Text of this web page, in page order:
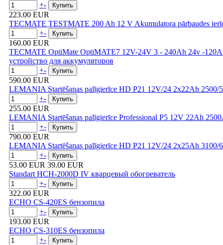
+-
223.00 EUR
TECMATE TESTMATE 200 Ah 12 V Akumulatora pārbaudes
+-
160.00 EUR
TECMATE OptiMate OptiMATE7 12V-24V 3 - 240Ah 24v -
устройство для аккумуляторов
+-
590.00 EUR
LEMANIA Startēšanas palīgierīce HD P21 12V/24 2x22Ah 2500/
+-
255.00 EUR
LEMANIA Startēšanas palīgierīce Professional P5 12V 22Ah
+-
790.00 EUR
LEMANIA Startēšanas palīgierīce HD P21 12V/24 2x25Ah 3100/
+-
53.00 EUR 39.00 EUR
Standart HCH-2000D IV кварцевый обогреватель
+-
322.00 EUR
ECHO CS-420ES бензопила
+-
193.00 EUR
ECHO CS-310ES бензопила
+-